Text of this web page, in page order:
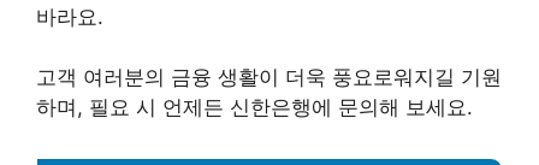
바라요.
고객 여러분의 금융 생활이 더욱 풍요로워지길 기원
하며, 필요 시 언제든 신한은행에 문의해 보세요.